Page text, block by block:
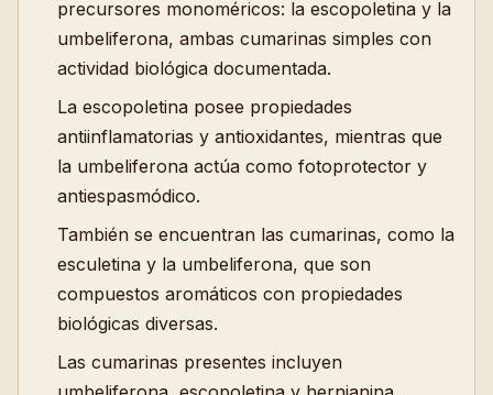
precursores monoméricos: la escopoletina y la
umbeliferona, ambas cumarinas simples con
actividad biológica documentada.
La escopoletina posee propiedades
antiinflamatorias y antioxidantes, mientras que
la umbeliferona actúa como fotoprotector y
antiespasmódico.
También se encuentran las cumarinas, como la
esculetina y la umbeliferona, que son
compuestos aromáticos con propiedades
biológicas diversas.
Las cumarinas presentes incluyen